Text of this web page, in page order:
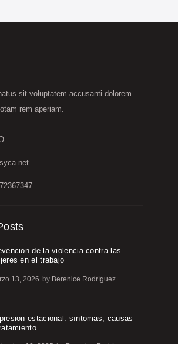
sit voluptatem accusanti dolorem
rem aperiam.
de la violencia contra las
en el trabajo
13, 2026 by Berenice Rodríguez
estacional: síntomas, causas